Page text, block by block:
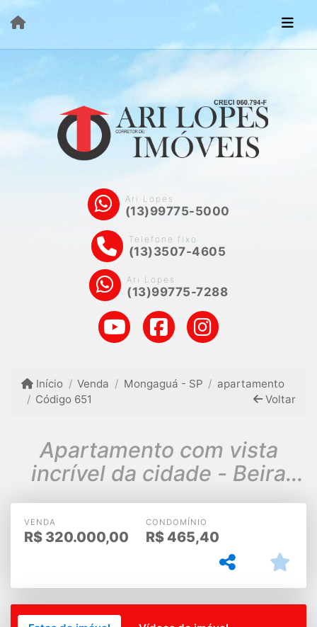
Ari Lopes
(13)99775-5000
Telefone fixo
(13)3507-4605
Ari Lopes
(13)99775-7288
Início Venda Mongaguá - SP
apartamento
Código 651
Voltar
Apartamento com vista
incrível da cidade - Beira
mar - Mongagua
VENDA
R$ 320.000,00
CONDOMÍNIO
R$ 465,40